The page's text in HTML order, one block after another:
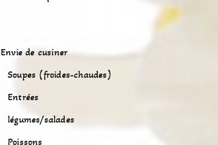
Envie de cusiner
Soupes (froides-chaudes)
Entrées
légumes/salades
Poissons